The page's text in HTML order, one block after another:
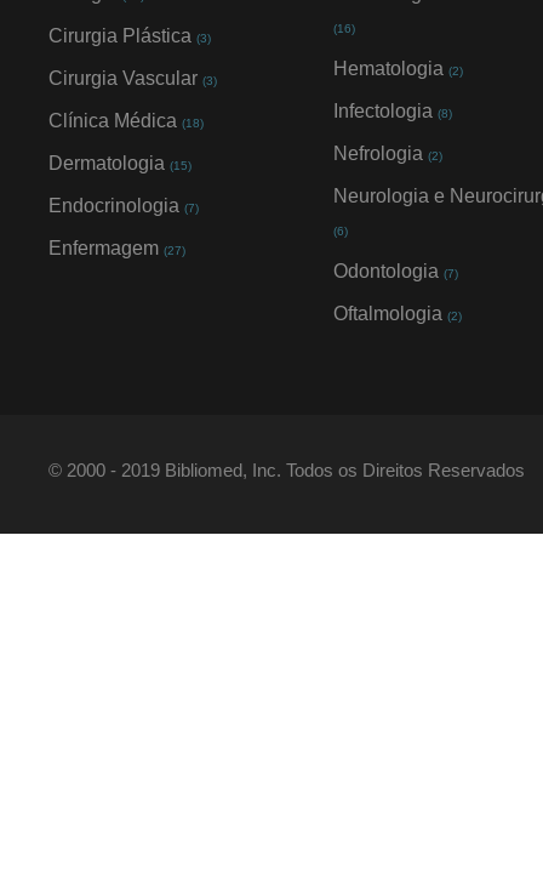
Cirurgia Plástica (3)
Cirurgia Vascular (3)
Clínica Médica (18)
Dermatologia (15)
Endocrinologia (7)
Enfermagem (27)
(16)
Hematologia (2)
Infectologia (8)
Nefrologia (2)
Neurologia e
(6)
Odontologia (7)
Oftalmologia (2)
© 2000 - 2019 Bibliomed, Inc. Todos os Direitos Reservados